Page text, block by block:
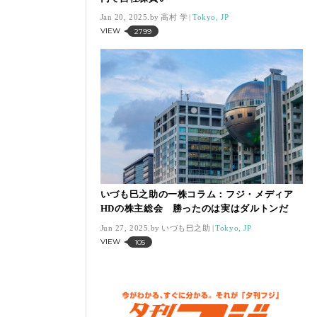
Jan 20, 2025. 高村 学 Tokyo, JP
VIEW 2799
いづも巳之助の一株コラム：フジ・メディア
HDの株主総会 勝ったのは実はダルトンだ
Jun 27, 2025. いづも巳之助 Tokyo, JP
VIEW 105